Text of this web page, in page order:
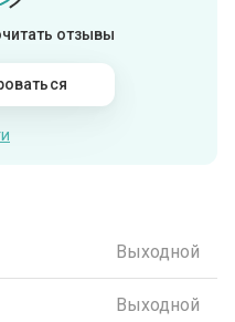
отзывы
Выходной
Выходной